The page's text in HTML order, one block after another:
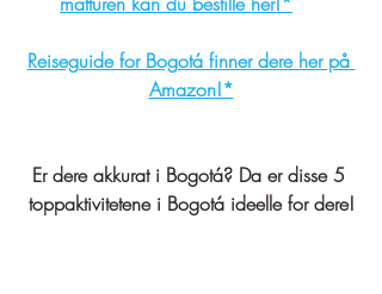
Reiseguide for Bogotá finner dere her på
Amazon!*
Er dere akkurat i Bogotá? Da er disse 5
toppaktivitetene i Bogotá ideelle for dere!